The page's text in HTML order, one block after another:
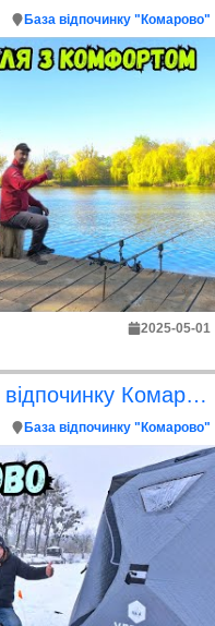
База відпочинку "Комарово"
2025-05-01
Зимова рибалка на Базі відпочинку Комарово
База відпочинку "Комарово"